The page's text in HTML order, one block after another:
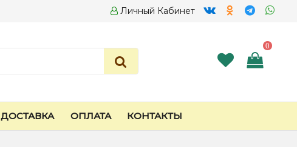
Личный Кабинет
0
ДОСТАВКА ОПЛАТА КОНТАКТЫ